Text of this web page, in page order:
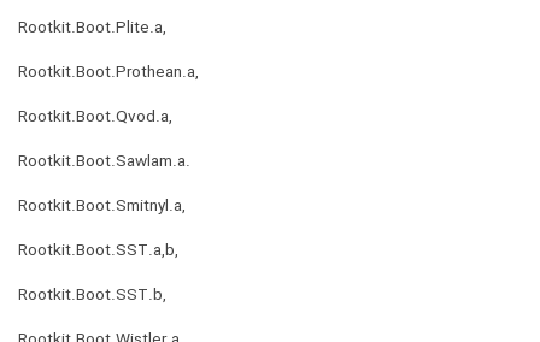
Rootkit.Boot.Plite.a,
Rootkit.Boot.Prothean.a,
Rootkit.Boot.Qvod.a,
Rootkit.Boot.Sawlam.a.
Rootkit.Boot.Smitnyl.a,
Rootkit.Boot.SST.a,b,
Rootkit.Boot.SST.b,